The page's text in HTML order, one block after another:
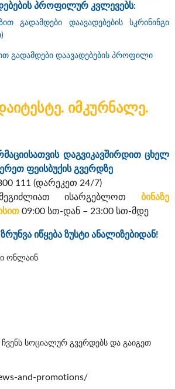
პროფილურ კვლევებს:
გადამდები დაავადებების სკრინინგი
გადამდები დაავადებების პროფილი
იმკურნალე.
დაგვიკავშირდით ცხელ
ფეისბუქის გვერდზე
111 (დარეკეთ 24/7)
ისარგებლოთ ბინაზე
09:00 სთ-დან – 23:00 სთ-მდე
იწყება ზუსტი ანალიზებიდან!
ონლაინ
სოციალურ გვერდებს და გაიგეთ
and-promotions/